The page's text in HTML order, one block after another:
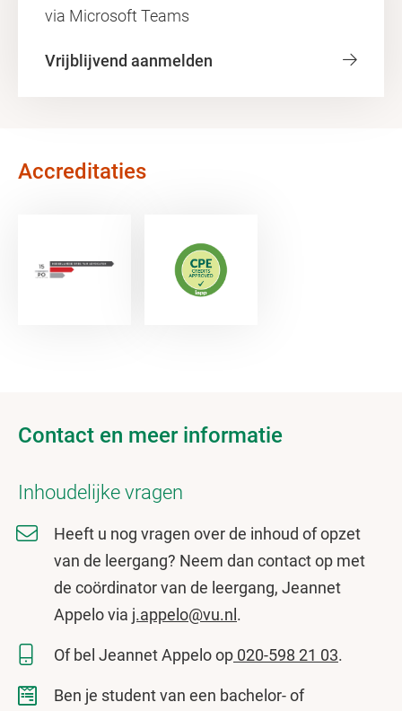
via Microsoft Teams
Vrijblijvend aanmelden
Accreditaties
Contact en meer informatie
Inhoudelijke vragen
Heeft u nog vragen over de inhoud of opzet
van de leergang? Neem dan contact op met
de coördinator van de leergang, Jeannet
Appelo via j.appelo@vu.nl .
Of bel Jeannet Appelo op 020-598 21 03.
Ben je student van een bachelor- of